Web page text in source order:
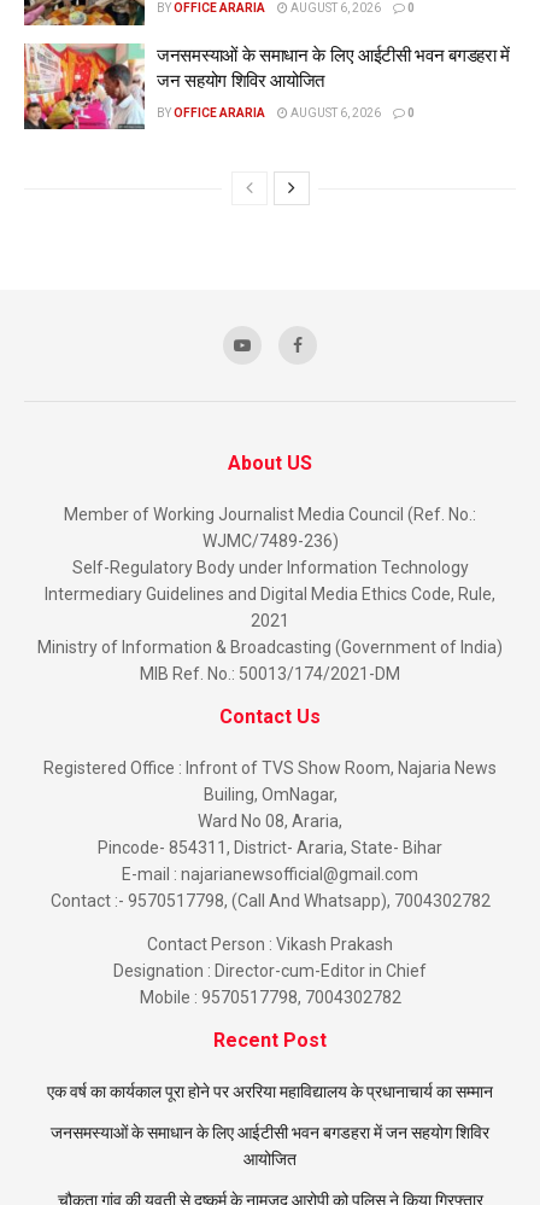
BYOFFICE ARARIA AUGUST 6, 2026 0
जनसमस्याओं के समाधान के लिए आईटीसी भवन बगडहरा में
जन सहयोग शिविर आयोजित
BYOFFICE ARARIA AUGUST 6, 2026 0
About US
Member of Working Journalist Media Council (Ref. No.:
WJMC/7489-236)
Self-Regulatory Body under Information Technology
Intermediary Guidelines and Digital Media Ethics Code, Rule,
2021
Ministry of Information & Broadcasting (Government of India)
MIB Ref. No.: 50013/174/2021-DM
Contact Us
Registered Office : Infront of TVS Show Room, Najaria News
Builing, OmNagar,
Ward No 08, Araria,
Pincode- 854311, District- Araria, State- Bihar
E-mail : najarianewsofficial@gmail.com
Contact :- 9570517798, (Call And Whatsapp), 7004302782
Contact Person : Vikash Prakash
Designation : Director-cum-Editor in Chief
Mobile : 9570517798, 7004302782
Recent Post
एक वर्ष का कार्यकाल पूरा होने पर अररिया महाविद्यालय के प्रधानाचार्य का सम्मान
जनसमस्याओं के समाधान के लिए आईटीसी भवन बगडहरा में जन सहयोग शिविर
आयोजित
चौकता गांव की युवती से दुष्कर्म के नामजद आरोपी को पुलिस ने किया गिरफ्तार